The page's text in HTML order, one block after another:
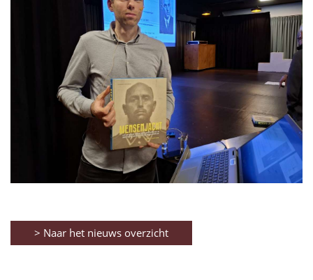
> Naar het nieuws overzicht